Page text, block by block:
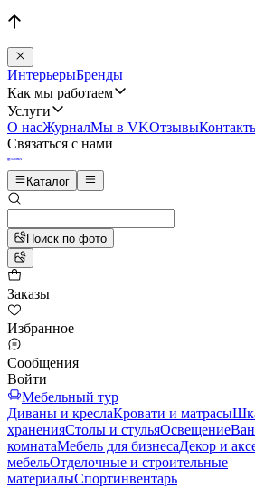
ИнтерьерыБренды
Как мы работаем
Услуги
О насЖурналМы в VKОтзывы
Связаться с нами
Каталог
Поиск по фото
Заказы
Избранное
Сообщения
Войти
Мебельный тур
Диваны и креслаКровати и матрасы
храненияСтолы и стульяОсвещение
комнатаМебель для бизнесаДекор и
мебельОтделочные и строительные
материалыСпортинвентарь